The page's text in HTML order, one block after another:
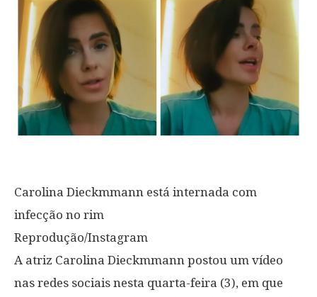
Carolina Dieckmmann está internada com
infecção no rim
Reprodução/Instagram
A atriz Carolina Dieckmmann postou um vídeo
nas redes sociais nesta quarta-feira (3), em que